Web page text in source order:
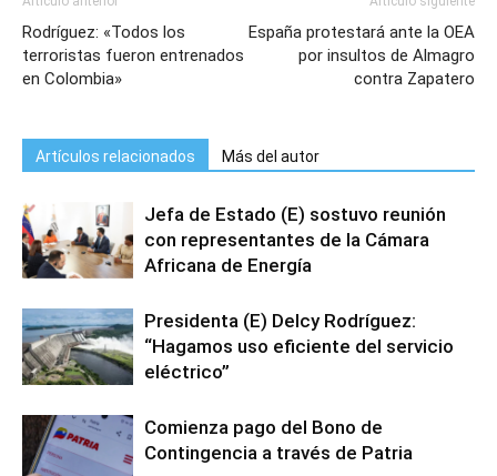
Rodríguez: «Todos los
terroristas fueron entrenados
en Colombia»
España protestará ante la OEA
por insultos de Almagro
contra Zapatero
Artículos relacionados Más del autor
Jefa de Estado (E) sostuvo reunión
con representantes de la Cámara
Africana de Energía
Presidenta (E) Delcy Rodríguez:
“Hagamos uso eficiente del servicio
eléctrico”
Comienza pago del Bono de
Contingencia a través de Patria